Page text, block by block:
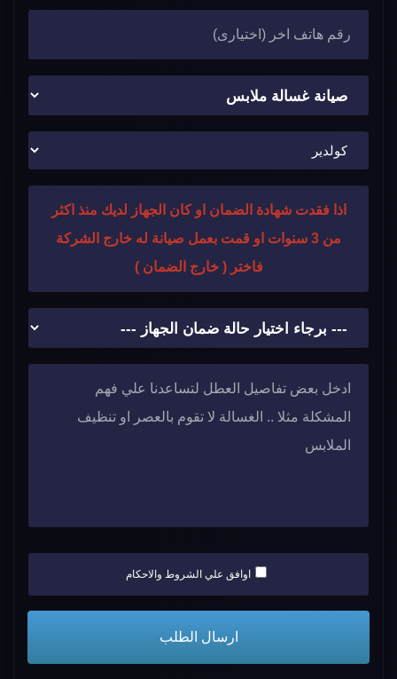
اذا فقدت شهادة الضمان او كان الجهاز لديك منذ اكثر
من 3 سنوات او قمت بعمل صيانة له خارج الشركة
فاختر ( خارج الضمان )
اوافق علي الشروط والاحكام